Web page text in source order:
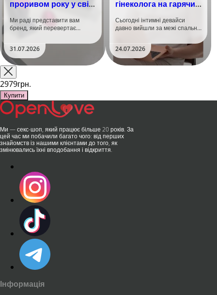
проривом року у світі
Ми раді представити вам
бренд, який перевертає
та вже встиг стати сенсацією
на міжнародній виставці API
Shanghai-2026!​LOVISS - це
поєднання унікальної естетики
та бездога..
31.07.2026
гінеколога на гарячий
Сьогодні інтимні девайси
давно вийшли за межі спальні.
безшумні моторчики та
стильний дизайн перетворили
їх на гаджет, який багато хто
використовує, тестує у
24.07.2026
2979грн.
Купити
Ми — секс-шоп, який працює більше 20 років. За
цей час ми побачили багато чого: від перших
знайомств із нашими клієнтами до того, як
змінювались їхні вподобання і відкриття.
Інформація